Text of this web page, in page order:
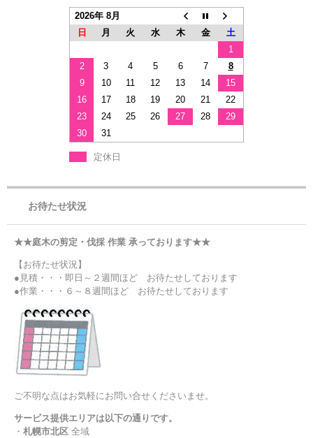
2026年 8月
日
月 火 水 木 金
土
1
2
3 4 5 6 7
8
9
10 11 12 13 14
15
16
17 18 19 20 21
22
23
24 25 26 27 28
29
30
31
定休日
お待たせ状況
★★庭木の剪定・伐採 作業 承っております★★
【お待たせ状況】
●見積・・・即日～２週間ほど お待たせしております
●作業・・・６～８週間ほど お待たせしております
ご不明な点はお気軽にお問い合せくださいませ。
サービス提供エリアは以下の通りです。
・ 札幌市北区 全域